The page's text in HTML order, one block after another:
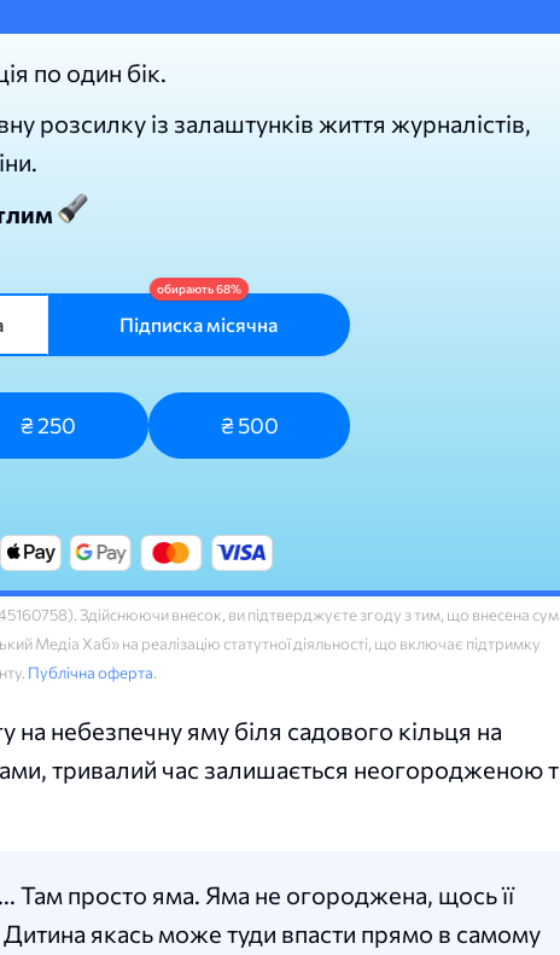
по один бік.
розсилку із залаштунків життя журналістів,
Підписка місячна
₴ 250 ₴ 500
Здійснюючи внесок, ви підтверджуєте згоду з тим, що внесена
Медіа Хаб» на реалізацію статутної діяльності, що включає підтримку
Публічна оферта.
небезпечну яму біля садового кільця на
тривалий час залишається неогородженою
Там просто яма. Яма не огороджена, щось її
якась може туди впасти прямо в самому